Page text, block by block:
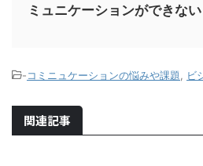
ミュニケーションができない
-コミニュケーションの悩みや課題, ビ
関連記事